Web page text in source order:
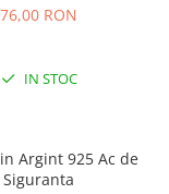
76,00 RON
IN STOC
Argint 925 Ac de
Siguranta